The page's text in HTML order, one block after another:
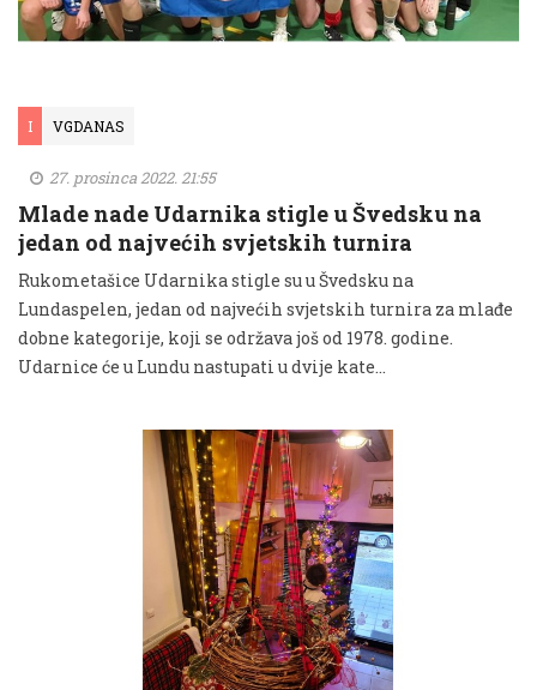
I VGDANAS
27. prosinca 2022. 21:55
Mlade nade Udarnika stigle u Švedsku na
jedan od najvećih svjetskih turnira
Rukometašice Udarnika stigle su u Švedsku na
Lundaspelen, jedan od najvećih svjetskih turnira za mlađe
dobne kategorije, koji se održava još od 1978. godine.
Udarnice će u Lundu nastupati u dvije kate...